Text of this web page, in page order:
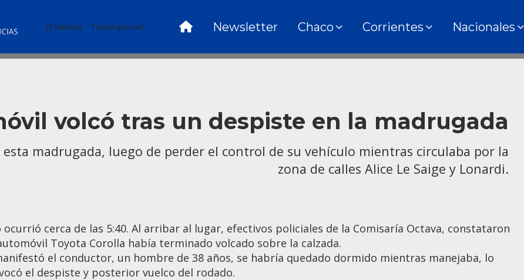
El tiempo - Tutiempo.net Newsletter Chaco Corrientes Nacionales
volcó tras un despiste en la madrugada
madrugada, luego de perder el control de su vehículo mientras circulaba por la
zona de calles Alice Le Saige y Lonardi.
ocurrió cerca de las 5:40. Al arribar al lugar, efectivos policiales de la Comisaría Octava, constataron
Toyota Corolla había terminado volcado sobre la calzada.
el conductor, un hombre de 38 años, se habría quedado dormido mientras manejaba, lo
el despiste y posterior vuelco del rodado.